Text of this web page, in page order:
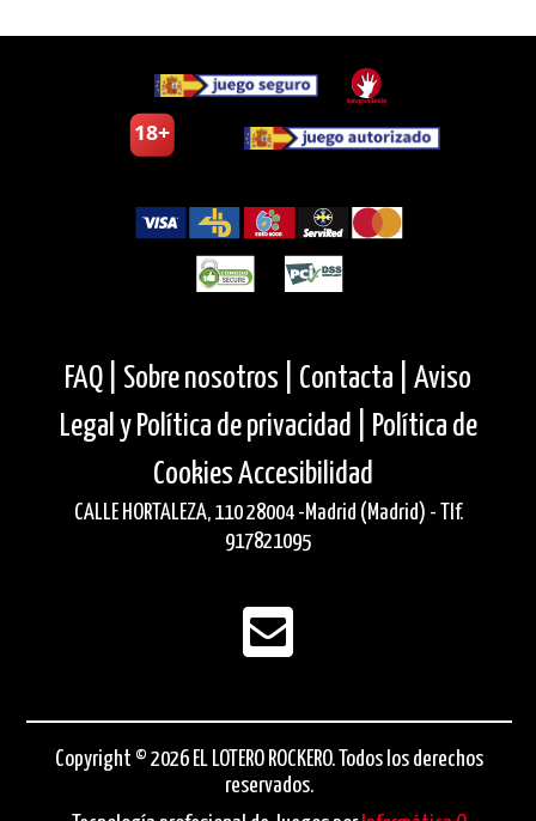
FAQ | Sobre nosotros | Contacta |
Aviso
Legal y Política de privacidad |
Política de
CookiesAccesibilidad
CALLE HORTALEZA, 110 28004 -Madrid (Madrid) - Tlf.
917821095
Copyright © 2026 EL LOTERO ROCKERO. Todos los derechos
reservados.